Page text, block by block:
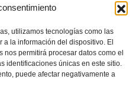
utilizamos tecnologías como las
la información del dispositivo. El
permitirá procesar datos como el
identificaciones únicas en este sitio.
puede afectar negativamente a
Esta es la Selecció
de futsal que disputará
en Málaga
FFCV